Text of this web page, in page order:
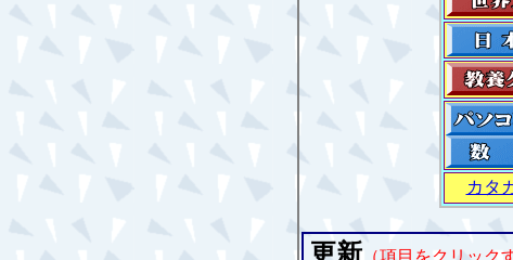
カタ
更新（項目をクリック